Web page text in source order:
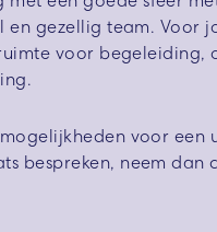
en gezellig team. Voor
voor begeleiding,
voor een
bespreken, neem dan